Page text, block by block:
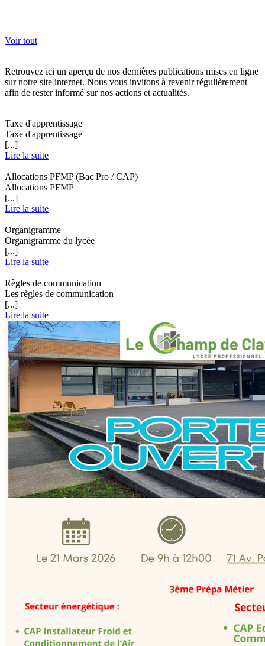
Voir tout
Retrouvez ici un aperçu de nos dernières publications mises en ligne
sur notre site internet. Nous vous invitons à revenir régulièrement
afin de rester informé sur nos actions et actualités.
Taxe d'apprentissage
Taxe d'apprentissage
[...]
Lire la suite
Allocations PFMP (Bac Pro / CAP)
Allocations PFMP
[...]
Lire la suite
Organigramme
Organigramme du lycée
[...]
Lire la suite
Règles de communication
Les règles de communication
[...]
Lire la suite